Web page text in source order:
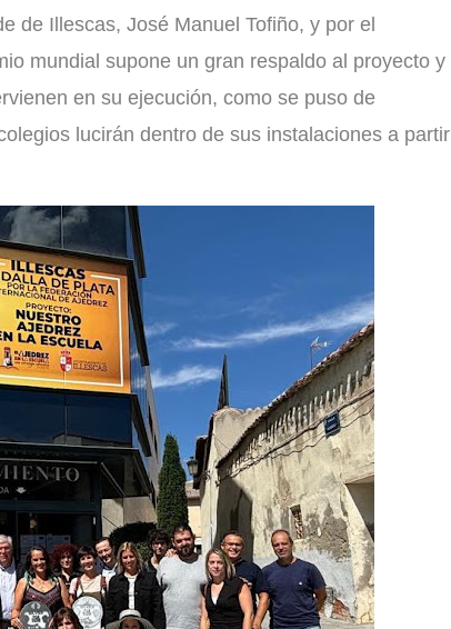
de Illescas, José Manuel Tofiño, y por el
mundial supone un gran respaldo al proyecto y
en su ejecución, como se puso de
lucirán dentro de sus instalaciones a partir